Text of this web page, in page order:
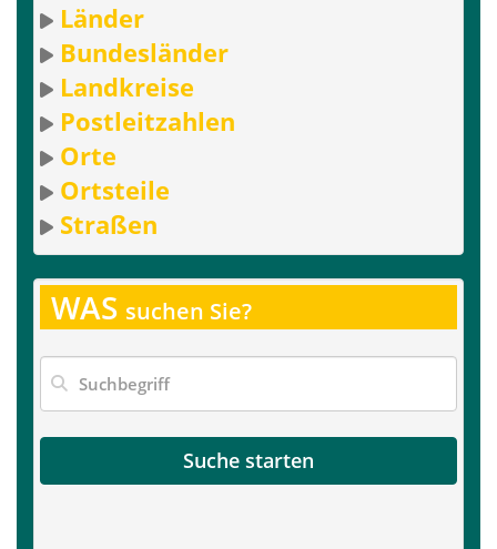
Länder
Bundesländer
Landkreise
Postleitzahlen
Orte
Ortsteile
Straßen
WAS suchen Sie?
Suche starten